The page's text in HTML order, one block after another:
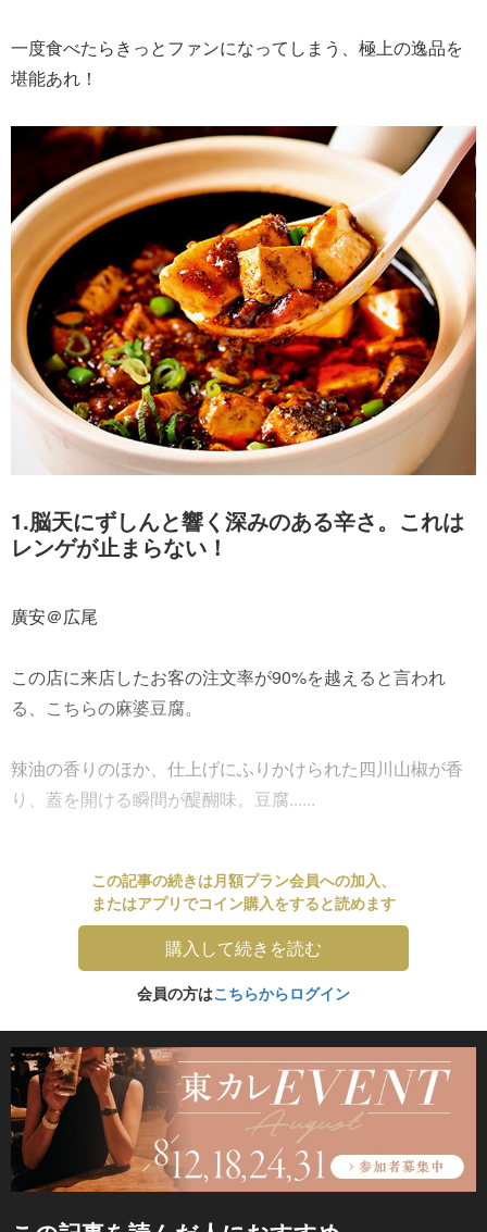
一度食べたらきっとファンになってしまう、極上の逸品を
堪能あれ！
1.脳天にずしんと響く深みのある辛さ。これは
レンゲが止まらない！
廣安＠広尾
この店に来店したお客の注文率が90%を越えると言われ
る、こちらの麻婆豆腐。
辣油の香りのほか、仕上げにふりかけられた四川山椒が香
り、蓋を開ける瞬間が醍醐味。豆腐......
この記事の続きは月額プラン会員への加入、
またはアプリでコイン購入をすると読めます
購入して続きを読む
会員の方はこちらからログイン